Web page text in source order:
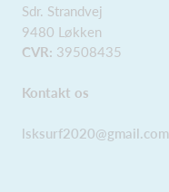
Sdr. Strandvej
9480 Løkken
CVR: 39508435
Kontakt os
lsksurf2020@gmail.com